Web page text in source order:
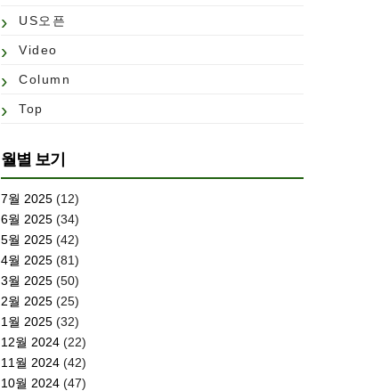
US오픈
Video
Column
Top
월별 보기
7월 2025 (12)
6월 2025 (34)
5월 2025 (42)
4월 2025 (81)
3월 2025 (50)
2월 2025 (25)
1월 2025 (32)
12월 2024 (22)
11월 2024 (42)
10월 2024 (47)